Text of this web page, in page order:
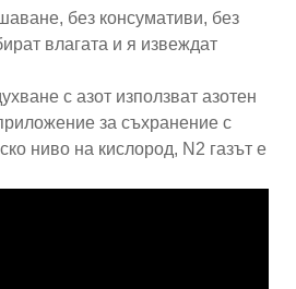
без консумативи, без
влагата и я извеждат
с азот използват азотен
за съхранение с
ниво на кислород, N2 газът е